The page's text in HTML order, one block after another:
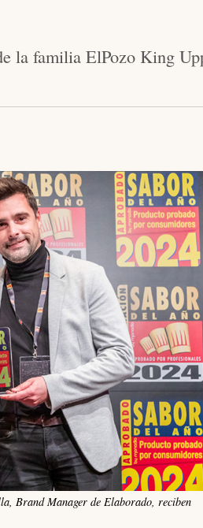
la familia ElPozo King
Brand Manager de Elaborado, reciben